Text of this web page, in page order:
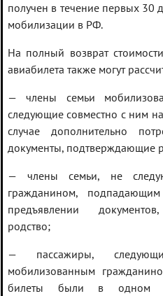
получен в течение первых 30
мобилизации в РФ.
На полный возврат
авиабилета также могут
— члены семьи
следующие совместно с ним
случае дополнительно
документы, подтверждающие
— члены семьи, не
гражданином,
предъявлении
родство;
— пассажиры,
мобилизованным
билеты были в одном